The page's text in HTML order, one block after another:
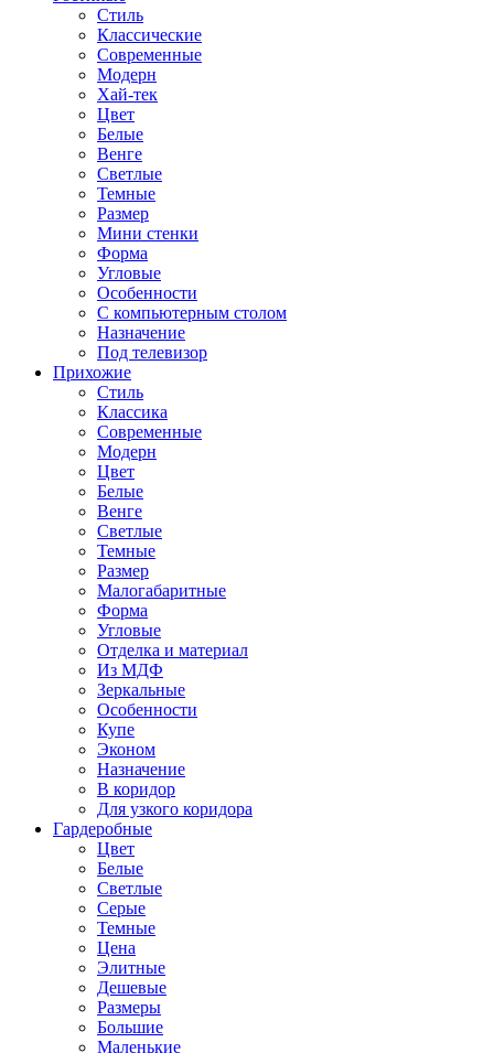
Стиль
Классические
Современные
Модерн
Хай-тек
Цвет
Белые
Венге
Светлые
Темные
Размер
Мини стенки
Форма
Угловые
Особенности
С компьютерным столом
Назначение
Под телевизор
Прихожие
Стиль
Классика
Современные
Модерн
Цвет
Белые
Венге
Светлые
Темные
Размер
Малогабаритные
Форма
Угловые
Отделка и материал
Из МДФ
Зеркальные
Особенности
Купе
Эконом
Назначение
В коридор
Для узкого коридора
Гардеробные
Цвет
Белые
Светлые
Серые
Темные
Цена
Элитные
Дешевые
Размеры
Большие
Маленькие